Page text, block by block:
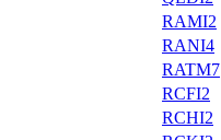
RAMI2
RANI4
RATM7
RCFI2
RCHI2